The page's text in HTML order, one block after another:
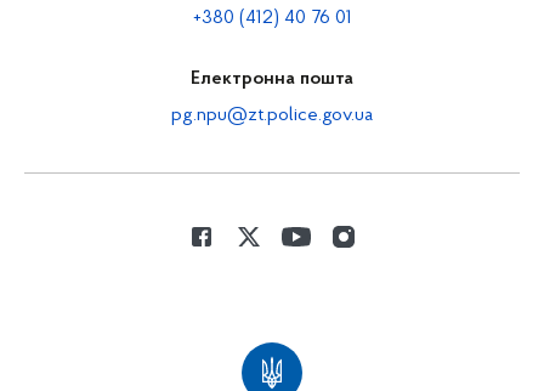
+380 (412) 40 76 01
Електронна пошта
pg.npu@zt.police.gov.ua